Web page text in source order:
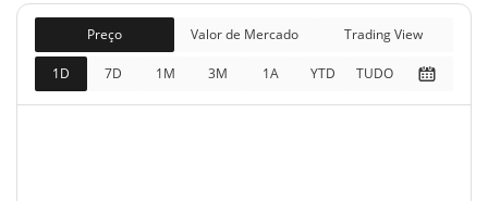
mercado
0.12%
Totalmente diluído
Limite de mercado
$427,396
0.17%
Preço Valor de Mercado Trading View
1D 7D 1M 3M 1A YTD TUDO